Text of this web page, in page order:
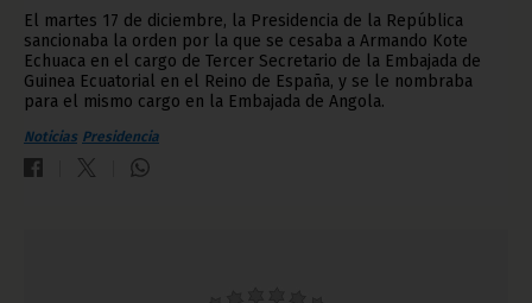
El martes 17 de diciembre, la Presidencia de la República
sancionaba la orden por la que se cesaba a Armando Kote
Echuaca en el cargo de Tercer Secretario de la Embajada de
Guinea Ecuatorial en el Reino de España, y se le nombraba
para el mismo cargo en la Embajada de Angola.
Noticias Presidencia